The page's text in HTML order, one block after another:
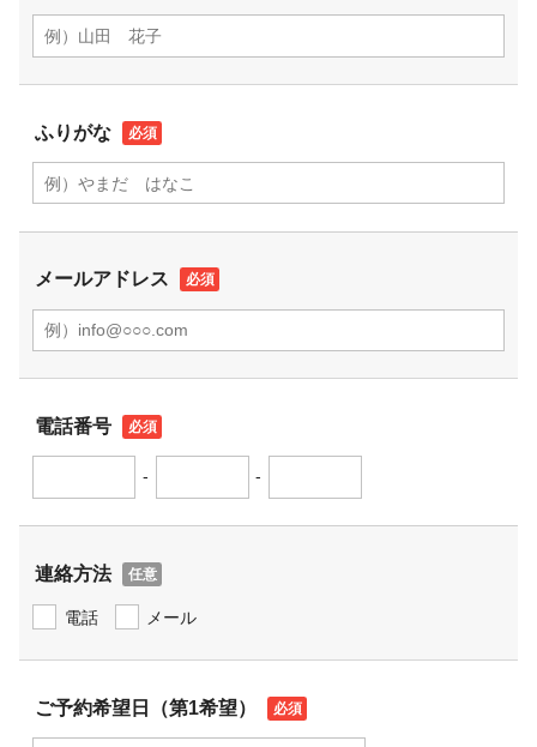
ふりがな
メールアドレス
電話番号
- -
連絡方法
電話 メール
ご予約希望日（第1希望）